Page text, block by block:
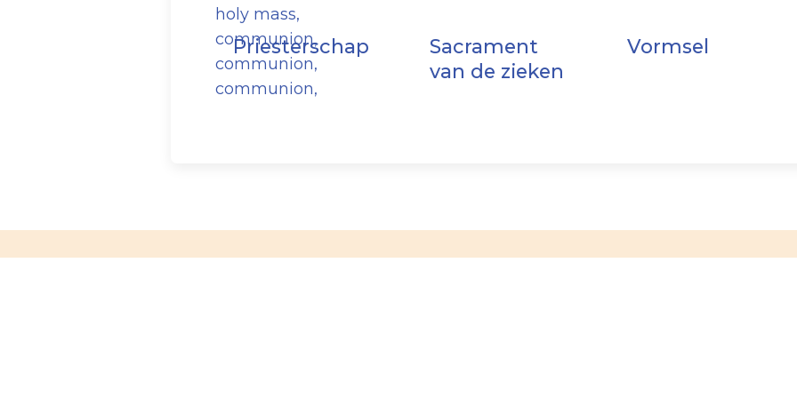
Priesterschap
Sacrament
van de zieken
Vormsel